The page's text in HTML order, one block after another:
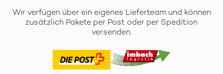
Wir verfügen über ein eigenes Lieferteam und können
zusätzlich Pakete per Post oder per Spedition
versenden.